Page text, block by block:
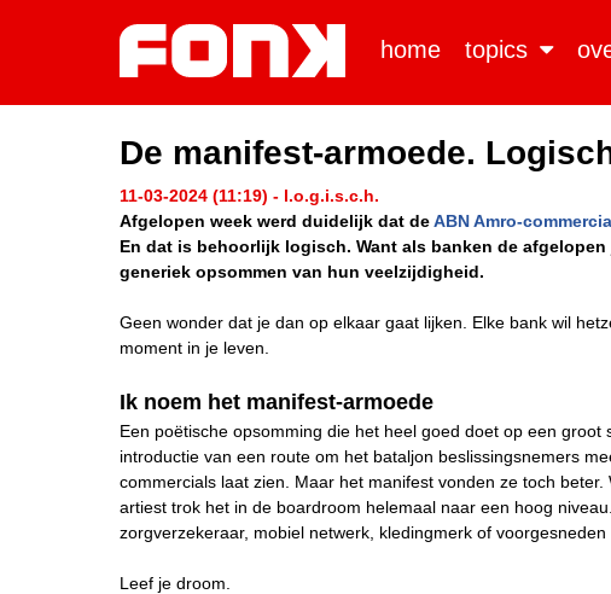
home topics
De manifest-armoede.
11-03-2024 (11:19) - l.o.g.i.s.c.h.
Afgelopen week werd duidelijk dat deABN Amro-
En dat is behoorlijk logisch. Want als banken de
generiek opsommen van hun veelzijdigheid.
Geen wonder dat je dan op elkaar gaat lijken. Elke bank wil
moment in je leven.
Ik noem het manifest-armoede
Een poëtische opsomming die het heel goed doet op een
introductie van een route om het bataljon beslissingsnemers
commercials laat zien. Maar het manifest vonden ze toch
artiest trok het in de boardroom helemaal naar een hoog
zorgverzekeraar, mobiel netwerk, kledingmerk of voorgesneden
Leef je droom.